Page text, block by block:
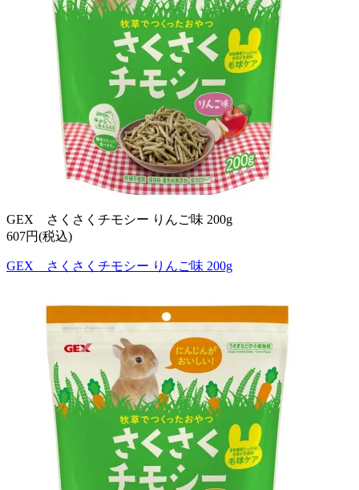
GEX さくさくチモシー りんご味 200g
607円(税込)
GEX さくさくチモシー りんご味 200g